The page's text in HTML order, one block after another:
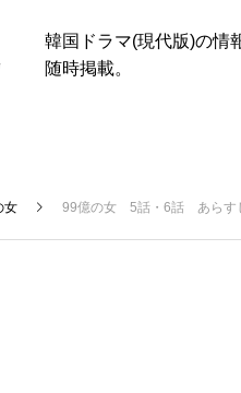
韓国ドラマ(現代版)の情
随時掲載。
女 99億の女 5話・6話 あらす